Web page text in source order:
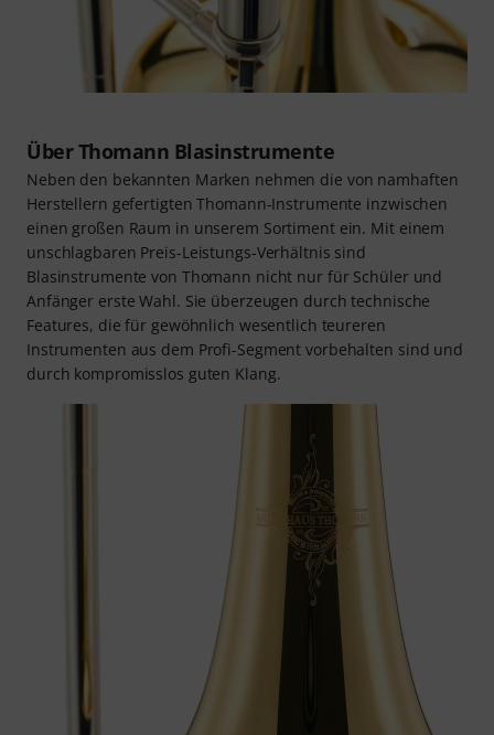
Über Thomann Blasinstrumente
Neben den bekannten Marken nehmen die von namhaften
Herstellern gefertigten Thomann-Instrumente inzwischen
einen großen Raum in unserem Sortiment ein. Mit einem
unschlagbaren Preis-Leistungs-Verhältnis sind
Blasinstrumente von Thomann nicht nur für Schüler und
Anfänger erste Wahl. Sie überzeugen durch technische
Features, die für gewöhnlich wesentlich teureren
Instrumenten aus dem Profi-Segment vorbehalten sind und
durch kompromisslos guten Klang.